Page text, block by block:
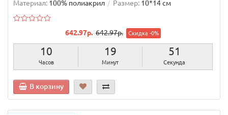
Материал: 100% полиакрил Размер: 10*14 см
642.97р. 642.97р. Скидка -0%
10
Часов
19
Минут
50
Секунд
В корзину